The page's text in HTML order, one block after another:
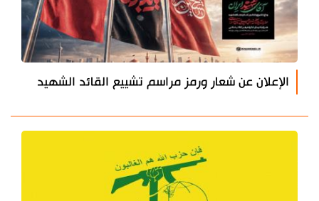
الإعلان عن شعار ورمز مراسم تشييع القائد الشهيد